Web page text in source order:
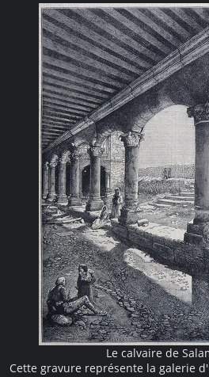
Le calvaire de
Cette gravure représente la galerie